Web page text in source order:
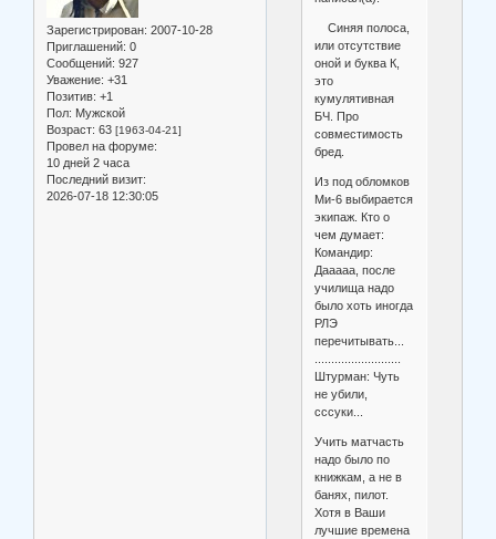
Зарегистрирован: 2007-10-28
Приглашений: 0
Сообщений: 927
Уважение: +31
Позитив: +1
Пол: Мужской
Возраст: 63 [1963-04-21]
Провел на форуме:
10 дней 2 часа
Последний визит:
2026-07-18 12:30:05
Синяя полоса,
или отсутствие
оной и буква К,
это
кумулятивная
БЧ. Про
совместимость
бред.
Из под обломков
Ми-6 выбирается
экипаж. Кто о
чем думает:
Командир:
Дааааа, после
училища надо
было хоть иногда
РЛЭ
перечитывать...
Штурман: Чуть
не убили,
сссуки...
Учить матчасть
надо было по
книжкам, а не в
банях, пилот.
Хотя в Ваши
лучшие времена